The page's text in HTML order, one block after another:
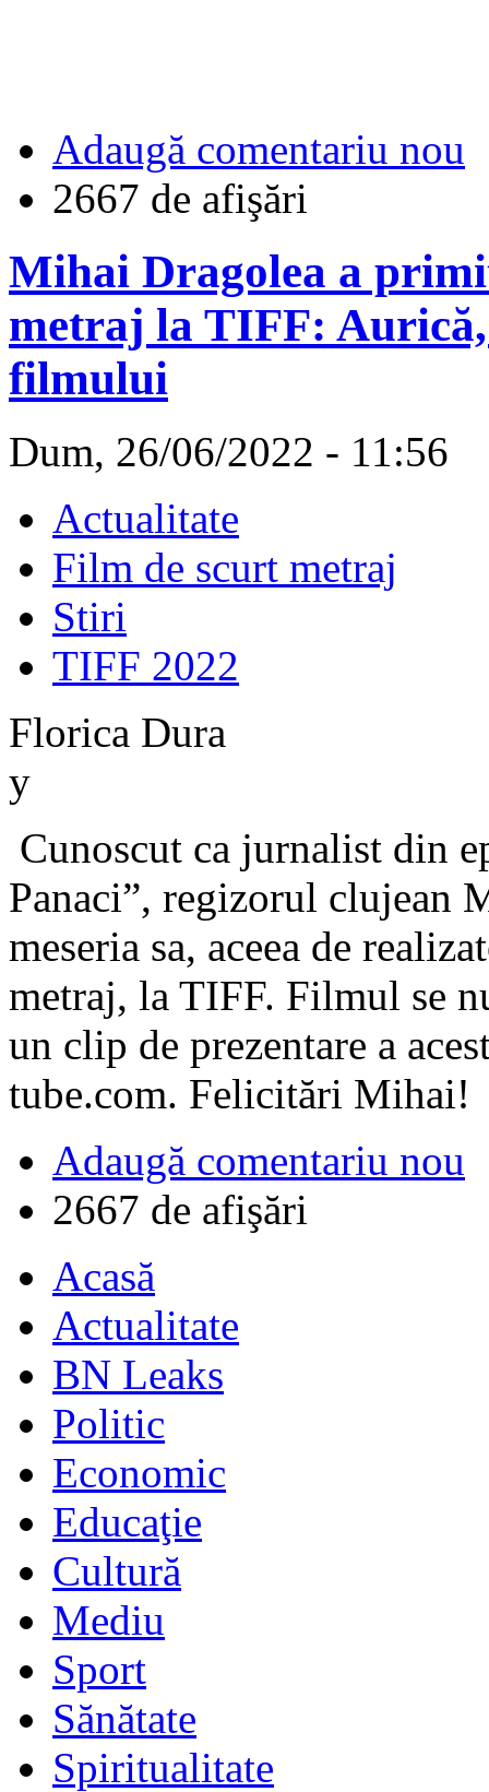
Adaugă comentariu nou
2667 de afişări
Mihai Dragolea a
metraj la TIFF: Aurică,
filmului
Dum, 26/06/2022 - 11:56
Actualitate
Film de scurt metraj
Stiri
TIFF 2022
Florica Dura
y
Cunoscut ca jurnalist din
Panaci”, regizorul clujean
meseria sa, aceea de
metraj, la TIFF. Filmul se
un clip de prezentare a
tube.com. Felicitări Mihai!
Adaugă comentariu nou
2667 de afişări
Acasă
Actualitate
BN Leaks
Politic
Economic
Educaţie
Cultură
Mediu
Sport
Sănătate
Spiritualitate